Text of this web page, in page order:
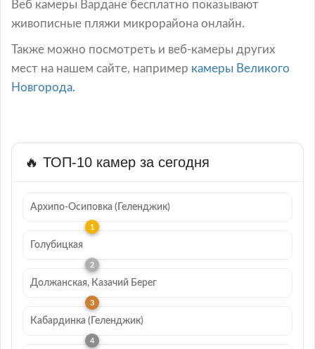
Веб камеры Вардане бесплатно показывают
живописные пляжи микрорайона онлайн.
Также можно посмотреть и веб-камеры других
мест на нашем сайте, например камеры Великого
Новгорода.
🔥 ТОП-10 камер за сегодня
Архипо-Осиповка (Геленджик)
Голубицкая
Должанская, Казачий Берег
Кабардинка (Геленджик)